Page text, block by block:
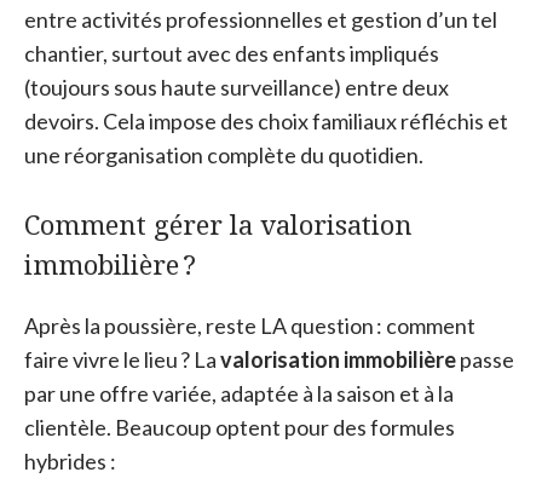
entre activités professionnelles et gestion d’un tel
chantier, surtout avec des enfants impliqués
(toujours sous haute surveillance) entre deux
devoirs. Cela impose des choix familiaux réfléchis et
une réorganisation complète du quotidien.
Comment gérer la valorisation
immobilière ?
Après la poussière, reste LA question : comment
faire vivre le lieu ? Lavalorisation immobilièrepasse
par une offre variée, adaptée à la saison et à la
clientèle. Beaucoup optent pour des formules
hybrides :